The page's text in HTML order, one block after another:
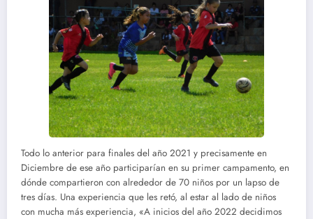
Todo lo anterior para finales del año 2021 y precisamente en
Diciembre de ese año participarían en su primer campamento, en
dónde compartieron con alrededor de 70 niños por un lapso de
tres días. Una experiencia que les retó, al estar al lado de niños
con mucha más experiencia, «A inicios del año 2022 decidimos